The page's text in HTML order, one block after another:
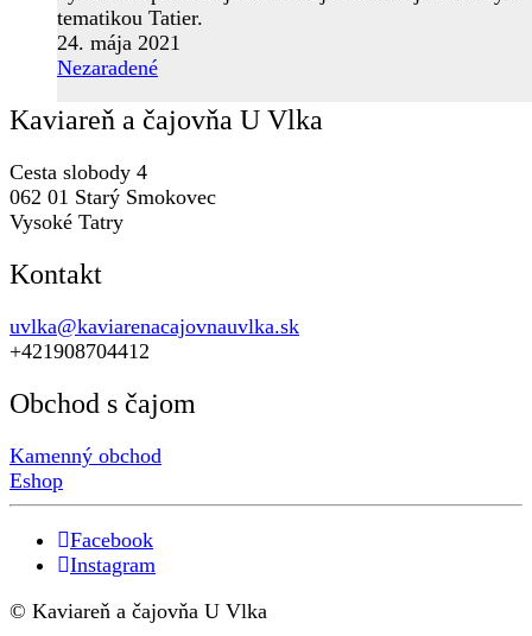
tematikou Tatier.
24. mája 2021
Nezaradené
Kaviareň a čajovňa U Vlka
Cesta slobody 4
062 01 Starý Smokovec
Vysoké Tatry
Kontakt
uvlka@kaviarenacajovnauvlka.sk
+421908704412
Obchod s čajom
Kamenný obchod
Eshop
Facebook
Instagram
© Kaviareň a čajovňa U Vlka